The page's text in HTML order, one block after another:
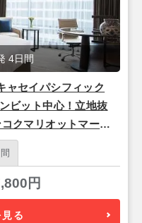
ャセイパシフィック
ビット中心！立地抜
クマリオットマーキ
泊4日
4日間
円
る